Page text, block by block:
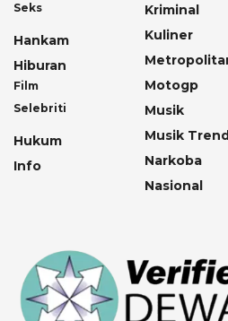
Seks
Hankam
Hiburan
Film
Selebriti
Hukum
Info
Kriminal
Kuliner
Motogp
Musik
Musik
Narkoba
Nasional